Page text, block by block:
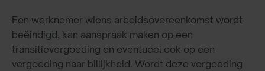
Een werknemer wiens arbeidsovereenkomst wordt
beëindigd, kan aanspraak maken op een
transitievergoeding en eventueel ook op een
vergoeding naar billijkheid. Wordt deze vergoeding